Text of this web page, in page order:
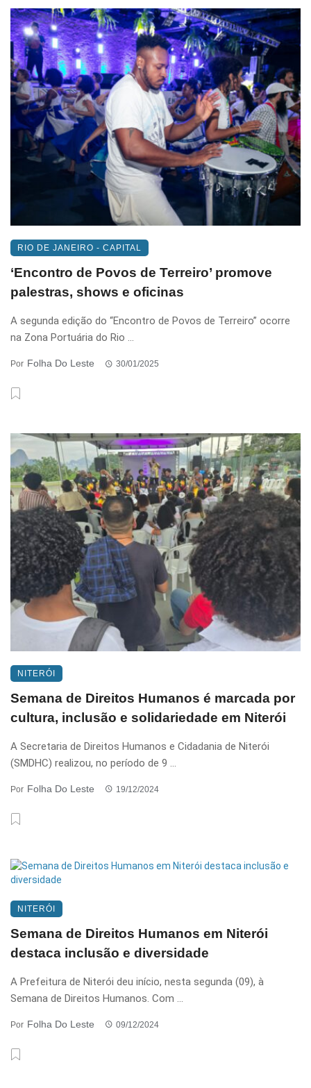
RIO DE JANEIRO - CAPITAL
‘Encontro de Povos de Terreiro’ promove
palestras, shows e oficinas
A segunda edição do “Encontro de Povos de Terreiro” ocorre
na Zona Portuária do Rio ...
Por Folha Do Leste 30/01/2025
NITERÓI
Semana de Direitos Humanos é marcada por
cultura, inclusão e solidariedade em Niterói
A Secretaria de Direitos Humanos e Cidadania de Niterói
(SMDHC) realizou, no período de 9 ...
Por Folha Do Leste 19/12/2024
NITERÓI
Semana de Direitos Humanos em Niterói
destaca inclusão e diversidade
A Prefeitura de Niterói deu início, nesta segunda (09), à
Semana de Direitos Humanos. Com ...
Por Folha Do Leste 09/12/2024